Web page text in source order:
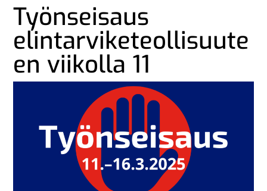
Työnseisaus
elintarviketeollisuute
en viikolla 11